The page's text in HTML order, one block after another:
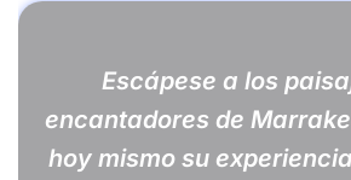
Escápese a los
encantadores de
hoy mismo su